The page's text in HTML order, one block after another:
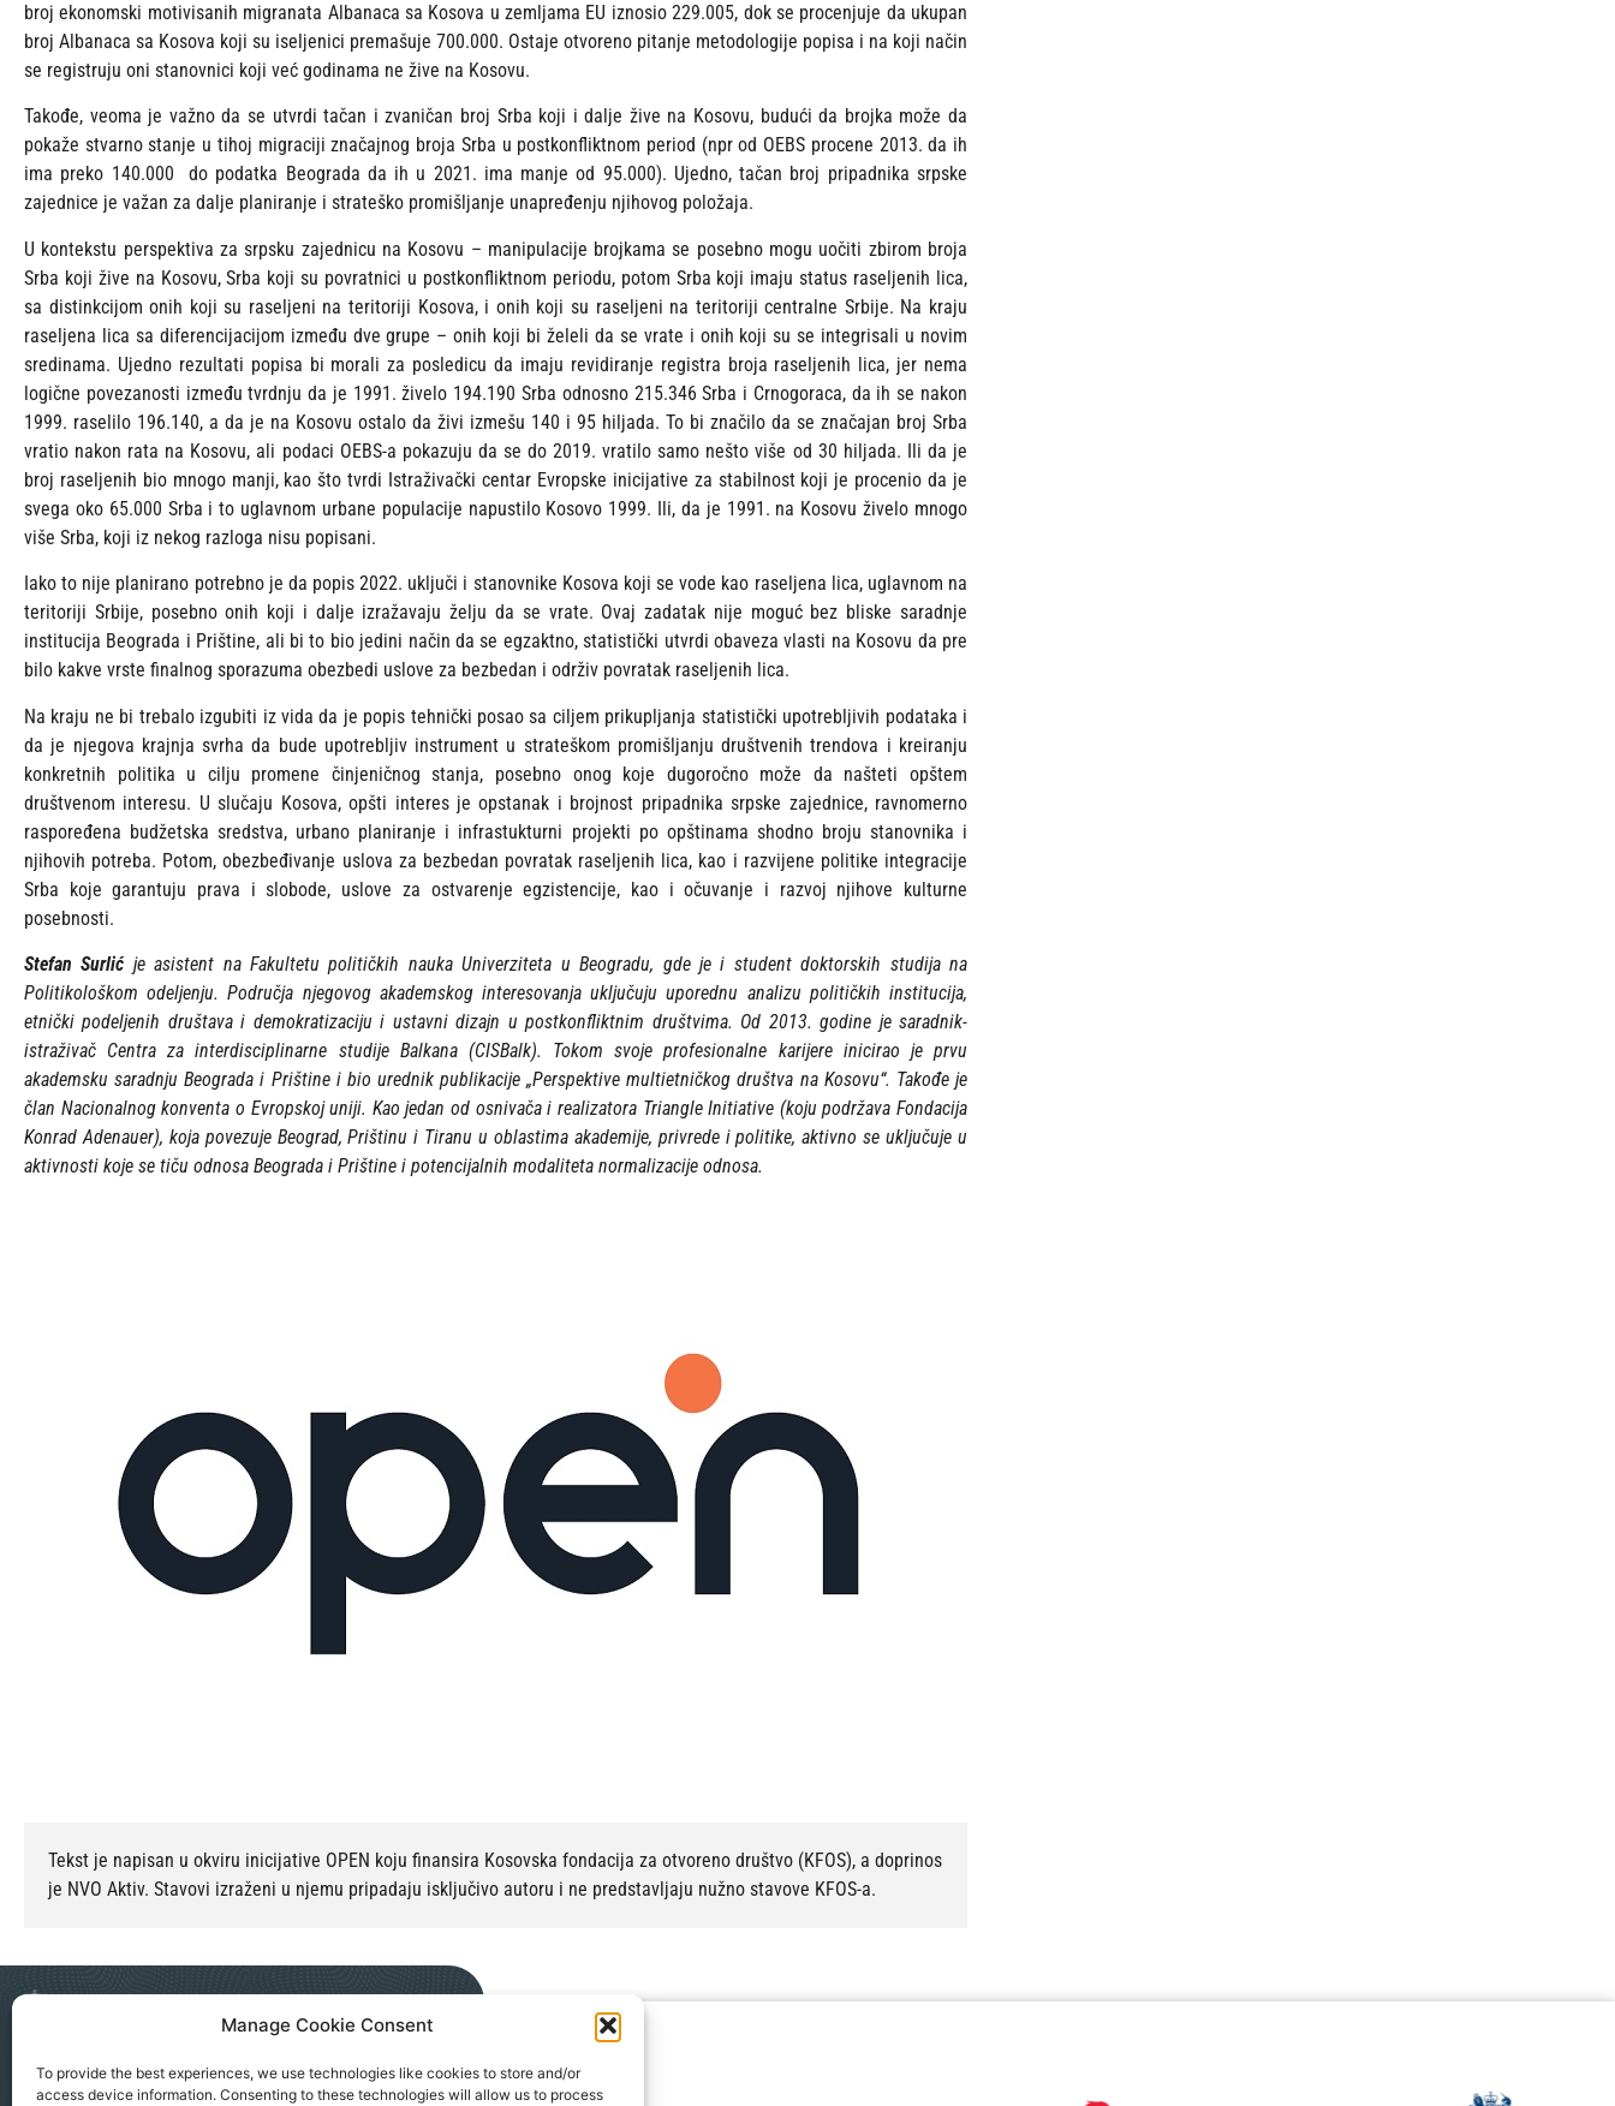
Manage Cookie Consent
To provide the best experiences, we use technologies like cookies to store and/or
access device information. Consenting to these technologies will allow us to process
broj ekonomski motivisanih migranata Albanaca sa Kosova u zemljama EU iznosio 229.005, dok se procenjuje da ukupan
broj Albanaca sa Kosova koji su iseljenici premašuje 700.000. Ostaje otvoreno pitanje metodologije popisa i na koji način
se registruju oni stanovnici koji već godinama ne žive na Kosovu.
Takođe, veoma je važno da se utvrdi tačan i zvaničan broj Srba koji i dalje žive na Kosovu, budući da brojka može da
pokaže stvarno stanje u tihoj migraciji značajnog broja Srba u postkonfliktnom period (npr od OEBS procene 2013. da ih
ima preko 140.000 do podatka Beograda da ih u 2021. ima manje od 95.000). Ujedno, tačan broj pripadnika srpske
zajednice je važan za dalje planiranje i strateško promišljanje unapređenju njihovog položaja.
U kontekstu perspektiva za srpsku zajednicu na Kosovu – manipulacije brojkama se posebno mogu uočiti zbirom broja
Srba koji žive na Kosovu, Srba koji su povratnici u postkonfliktnom periodu, potom Srba koji imaju status raseljenih lica,
sa distinkcijom onih koji su raseljeni na teritoriji Kosova, i onih koji su raseljeni na teritoriji centralne Srbije. Na kraju
raseljena lica sa diferencijacijom između dve grupe – onih koji bi želeli da se vrate i onih koji su se integrisali u novim
sredinama. Ujedno rezultati popisa bi morali za posledicu da imaju revidiranje registra broja raseljenih lica, jer nema
logične povezanosti između tvrdnju da je 1991. živelo 194.190 Srba odnosno 215.346 Srba i Crnogoraca, da ih se nakon
1999. raselilo 196.140, a da je na Kosovu ostalo da živi izmešu 140 i 95 hiljada. To bi značilo da se značajan broj Srba
vratio nakon rata na Kosovu, ali podaci OEBS-a pokazuju da se do 2019. vratilo samo nešto više od 30 hiljada. Ili da je
broj raseljenih bio mnogo manji, kao što tvrdi Istraživački centar Evropske inicijative za stabilnost koji je procenio da je
svega oko 65.000 Srba i to uglavnom urbane populacije napustilo Kosovo 1999. Ili, da je 1991. na Kosovu živelo mnogo
više Srba, koji iz nekog razloga nisu popisani.
Iako to nije planirano potrebno je da popis 2022. uključi i stanovnike Kosova koji se vode kao raseljena lica, uglavnom na
teritoriji Srbije, posebno onih koji i dalje izražavaju želju da se vrate. Ovaj zadatak nije moguć bez bliske saradnje
institucija Beograda i Prištine, ali bi to bio jedini način da se egzaktno, statistički utvrdi obaveza vlasti na Kosovu da pre
bilo kakve vrste finalnog sporazuma obezbedi uslove za bezbedan i održiv povratak raseljenih lica.
Na kraju ne bi trebalo izgubiti iz vida da je popis tehnički posao sa ciljem prikupljanja statistički upotrebljivih podataka i
da je njegova krajnja svrha da bude upotrebljiv instrument u strateškom promišljanju društvenih trendova i kreiranju
konkretnih politika u cilju promene činjeničnog stanja, posebno onog koje dugoročno može da našteti opštem
društvenom interesu. U slučaju Kosova, opšti interes je opstanak i brojnost pripadnika srpske zajednice, ravnomerno
raspoređena budžetska sredstva, urbano planiranje i infrastukturni projekti po opštinama shodno broju stanovnika i
njihovih potreba. Potom, obezbeđivanje uslova za bezbedan povratak raseljenih lica, kao i razvijene politike integracije
Srba koje garantuju prava i slobode, uslove za ostvarenje egzistencije, kao i očuvanje i razvoj njihove kulturne
posebnosti.
Stefan Surlić je asistent na Fakultetu političkih nauka Univerziteta u Beogradu, gde je i student doktorskih studija na
Politikološkom odeljenju. Područja njegovog akademskog interesovanja uključuju uporednu analizu političkih institucija,
etnički podeljenih društava i demokratizaciju i ustavni dizajn u postkonfliktnim društvima. Od 2013. godine je saradnik-
istraživač Centra za interdisciplinarne studije Balkana (CISBalk). Tokom svoje profesionalne karijere inicirao je prvu
akademsku saradnju Beograda i Prištine i bio urednik publikacije „Perspektive multietničkog društva na Kosovu“. Takođe je
član Nacionalnog konventa o Evropskoj uniji. Kao jedan od osnivača i realizatora Triangle Initiative (koju podržava Fondacija
Konrad Adenauer), koja povezuje Beograd, Prištinu i Tiranu u oblastima akademije, privrede i politike, aktivno se uključuje u
aktivnosti koje se tiču odnosa Beograda i Prištine i potencijalnih modaliteta normalizacije odnosa.
Tekst je napisan u okviru inicijative OPEN koju finansira Kosovska fondacija za otvoreno društvo (KFOS), a doprinos
je NVO Aktiv. Stavovi izraženi u njemu pripadaju isključivo autoru i ne predstavljaju nužno stavove KFOS-a.